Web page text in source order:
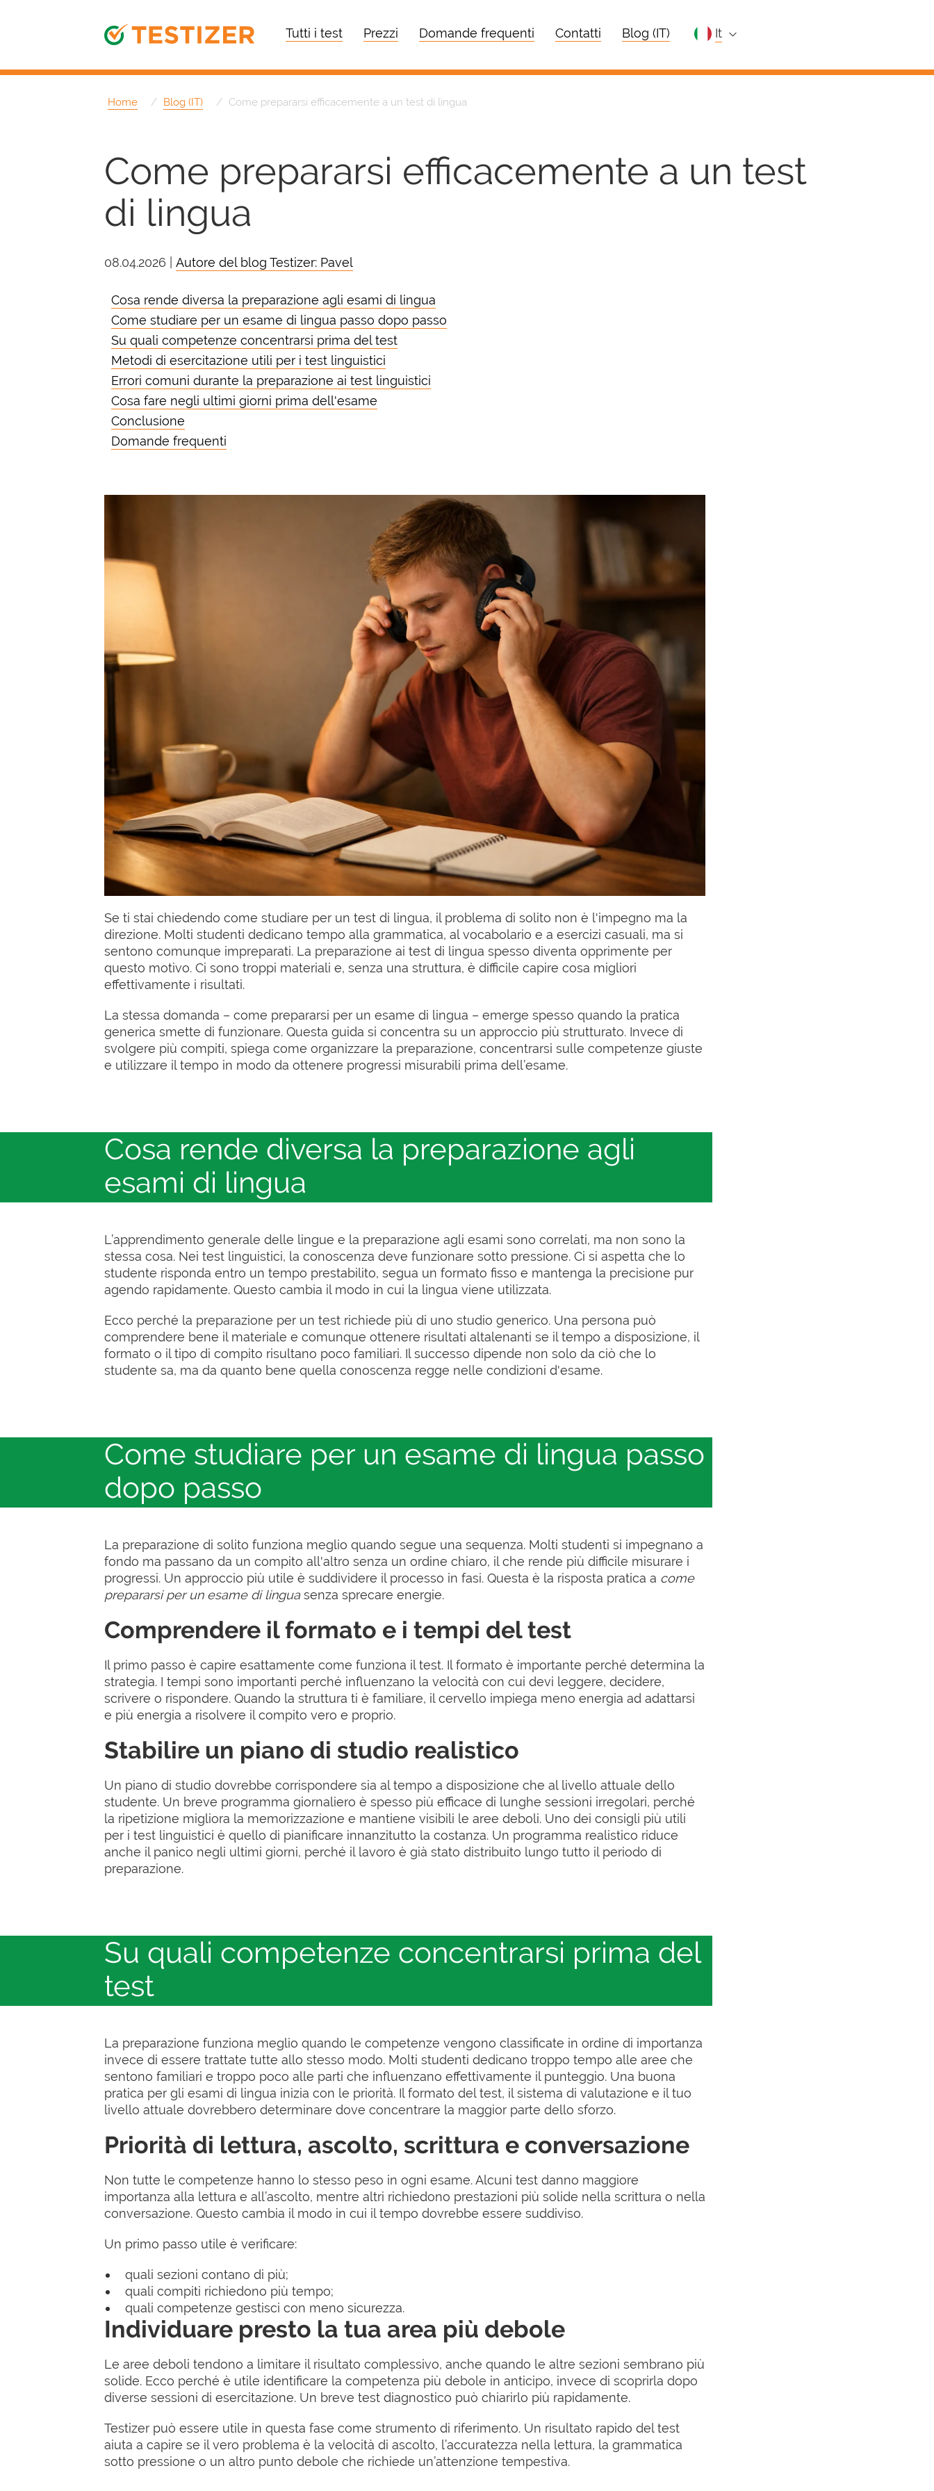
Tutti i test Prezzi Domande frequenti Contatti Blog (IT) it
Home Blog (IT) Come prepararsi efficacemente a un test di lingua
Come prepararsi efficacemente a un test
di lingua
08.04.2026 | Autore del blog Testizer: Pavel
Cosa rende diversa la preparazione agli esami di lingua
Come studiare per un esame di lingua passo dopo passo
Su quali competenze concentrarsi prima del test
Metodi di esercitazione utili per i test linguistici
Errori comuni durante la preparazione ai test linguistici
Cosa fare negli ultimi giorni prima dell'esame
Conclusione
Domande frequenti
Se ti stai chiedendo come studiare per un test di lingua, il problema di solito non è l'impegno ma la
direzione. Molti studenti dedicano tempo alla grammatica, al vocabolario e a esercizi casuali, ma si
sentono comunque impreparati. La preparazione ai test di lingua spesso diventa opprimente per
questo motivo. Ci sono troppi materiali e, senza una struttura, è difficile capire cosa migliori
effettivamente i risultati.
La stessa domanda – come prepararsi per un esame di lingua – emerge spesso quando la pratica
generica smette di funzionare. Questa guida si concentra su un approccio più strutturato. Invece di
svolgere più compiti, spiega come organizzare la preparazione, concentrarsi sulle competenze giuste
e utilizzare il tempo in modo da ottenere progressi misurabili prima dell’esame.
Cosa rende diversa la preparazione agli
esami di lingua
L’apprendimento generale delle lingue e la preparazione agli esami sono correlati, ma non sono la
stessa cosa. Nei test linguistici, la conoscenza deve funzionare sotto pressione. Ci si aspetta che lo
studente risponda entro un tempo prestabilito, segua un formato fisso e mantenga la precisione pur
agendo rapidamente. Questo cambia il modo in cui la lingua viene utilizzata.
Ecco perché la preparazione per un test richiede più di uno studio generico. Una persona può
comprendere bene il materiale e comunque ottenere risultati altalenanti se il tempo a disposizione, il
formato o il tipo di compito risultano poco familiari. Il successo dipende non solo da ciò che lo
studente sa, ma da quanto bene quella conoscenza regge nelle condizioni d'esame.
Come studiare per un esame di lingua passo
dopo passo
La preparazione di solito funziona meglio quando segue una sequenza. Molti studenti si impegnano a
fondo ma passano da un compito all'altro senza un ordine chiaro, il che rende più difficile misurare i
progressi. Un approccio più utile è suddividere il processo in fasi. Questa è la risposta pratica a come
prepararsi per un esame di lingua senza sprecare energie.
Comprendere il formato e i tempi del test
Il primo passo è capire esattamente come funziona il test. Il formato è importante perché determina la
strategia. I tempi sono importanti perché influenzano la velocità con cui devi leggere, decidere,
scrivere o rispondere. Quando la struttura ti è familiare, il cervello impiega meno energia ad adattarsi
e più energia a risolvere il compito vero e proprio.
Stabilire un piano di studio realistico
Un piano di studio dovrebbe corrispondere sia al tempo a disposizione che al livello attuale dello
studente. Un breve programma giornaliero è spesso più efficace di lunghe sessioni irregolari, perché
la ripetizione migliora la memorizzazione e mantiene visibili le aree deboli. Uno dei consigli più utili
per i test linguistici è quello di pianificare innanzitutto la costanza. Un programma realistico riduce
anche il panico negli ultimi giorni, perché il lavoro è già stato distribuito lungo tutto il periodo di
preparazione.
Su quali competenze concentrarsi prima del
test
La preparazione funziona meglio quando le competenze vengono classificate in ordine di importanza
invece di essere trattate tutte allo stesso modo. Molti studenti dedicano troppo tempo alle aree che
sentono familiari e troppo poco alle parti che influenzano effettivamente il punteggio. Una buona
pratica per gli esami di lingua inizia con le priorità. Il formato del test, il sistema di valutazione e il tuo
livello attuale dovrebbero determinare dove concentrare la maggior parte dello sforzo.
Priorità di lettura, ascolto, scrittura e conversazione
Non tutte le competenze hanno lo stesso peso in ogni esame. Alcuni test danno maggiore
importanza alla lettura e all’ascolto, mentre altri richiedono prestazioni più solide nella scrittura o nella
conversazione. Questo cambia il modo in cui il tempo dovrebbe essere suddiviso.
Un primo passo utile è verificare:
quali sezioni contano di più;
quali compiti richiedono più tempo;
quali competenze gestisci con meno sicurezza.
Individuare presto la tua area più debole
Le aree deboli tendono a limitare il risultato complessivo, anche quando le altre sezioni sembrano più
solide. Ecco perché è utile identificare la competenza più debole in anticipo, invece di scoprirla dopo
diverse sessioni di esercitazione. Un breve test diagnostico può chiarirlo più rapidamente.
Testizer può essere utile in questa fase come strumento di riferimento. Un risultato rapido del test
aiuta a capire se il vero problema è la velocità di ascolto, l’accuratezza nella lettura, la grammatica
sotto pressione o un altro punto debole che richiede un’attenzione tempestiva.